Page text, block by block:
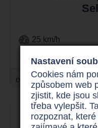
25 km/h
od 44.900 Kč
Nastavení
Cookies nám
způsobem web
zjistit, kde jsou
třeba vylepšit.
rozpoznat,